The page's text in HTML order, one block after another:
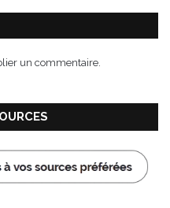
un commentaire.